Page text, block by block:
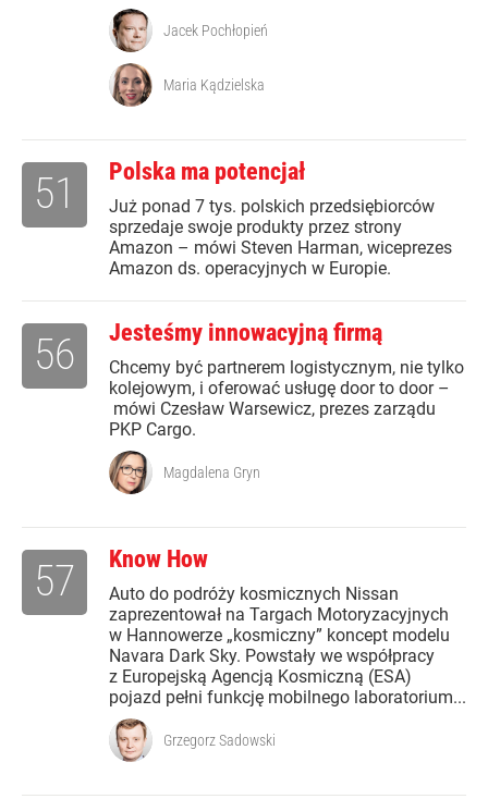
Jacek Pochłopień
Maria Kądzielska
Polska ma potencjał
Już ponad 7 tys. polskich przedsiębiorców
sprzedaje swoje produkty przez strony
Amazon – mówi Steven Harman, wiceprezes
Amazon ds. operacyjnych w Europie.
51
Jesteśmy innowacyjną firmą
Chcemy być partnerem logistycznym, nie tylko
kolejowym, i oferować usługę door to door –
mówi Czesław Warsewicz, prezes zarządu
PKP Cargo.
56
Magdalena Gryn
Know How
Auto do podróży kosmicznych Nissan
zaprezentował na Targach Motoryzacyjnych
w Hannowerze „kosmiczny” koncept modelu
Navara Dark Sky. Powstały we współpracy
z Europejską Agencją Kosmiczną (ESA)
pojazd pełni funkcję mobilnego laboratorium...
57
Grzegorz Sadowski